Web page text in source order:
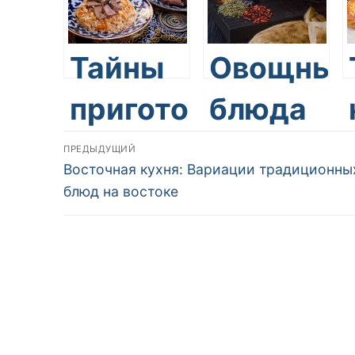
блюд в
восточных
странах
кухни
Тайны
приготовления
фирменных
блюд
Овощные
блюда
Навигация
по
записям
ПРЕДЫДУЩИЙ
Предыдущая
запись:
Восточная кухня: Вариации
блюд на востоке